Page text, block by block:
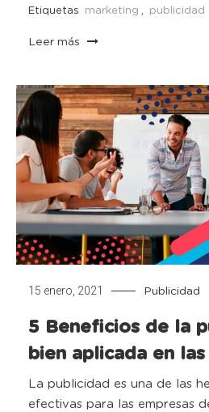
Etiquetas marketing , publicidad
Leer más
15 enero, 2021 Publicidad
5 Beneficios de la
bien aplicada en
La publicidad es una de las
efectivas para las empresas